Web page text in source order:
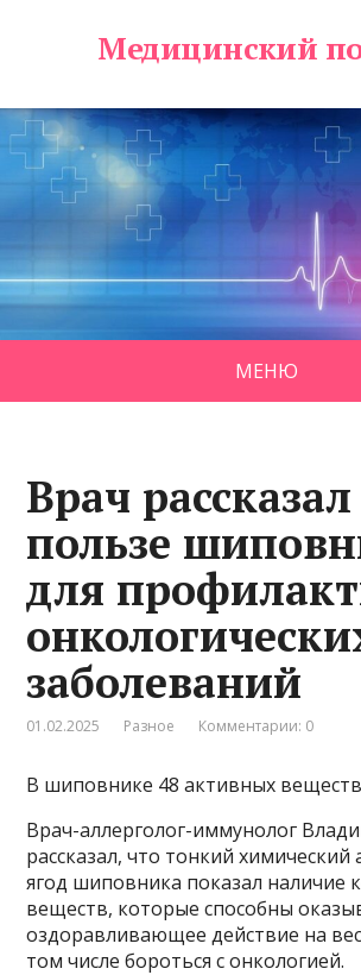
Медицинский
МЕНЮ
Врач
пользе
для
заболеваний
01.02.2025 Разное Комментарии: 0
В шиповнике 48 активных веществ
Врач-аллерголог-иммунолог
рассказал, что тонкий химический
ягод шиповника показал наличие
веществ, которые способны
оздоравливающее действие на
том числе бороться с онкологией.